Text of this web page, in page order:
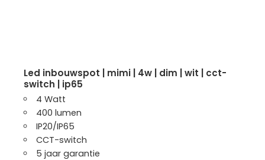
led inbouwspot | mimi | 4w | dim | wit | cct-
switch | ip65
4 Watt
400 lumen
IP20/IP65
CCT-switch
5 jaar garantie